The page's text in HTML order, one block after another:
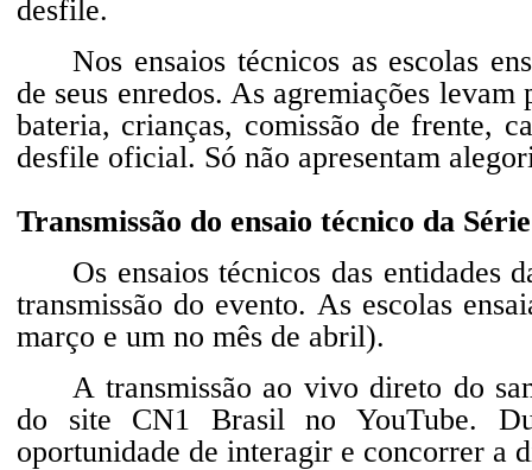
desfile.
Nos ensaios técnicos as escolas
de seus enredos. As agremiações
bateria, crianças, comissão de frente,
desfile oficial. Só não apresentam
Transmissão do ensaio técnico da
Os ensaios técnicos das entidades
transmissão do evento. As escolas
março e um no mês de abril).
A transmissão ao vivo direto do
do site CN1 Brasil no YouTube.
oportunidade de interagir e concorrer a